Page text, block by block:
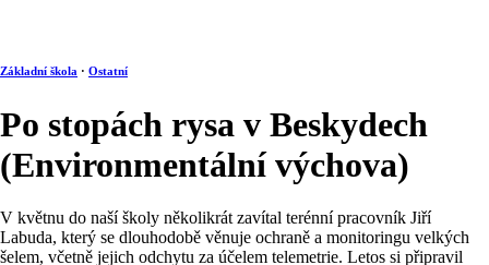
Základní škola · Ostatní
Po stopách rysa v Beskydech
(Environmentální výchova)
V květnu do naší školy několikrát zavítal terénní pracovník Jiří
Labuda, který se dlouhodobě věnuje ochraně a monitoringu velkých
šelem, včetně jejich odchytu za účelem telemetrie. Letos si připravil